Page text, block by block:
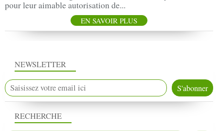
pour leur aimable autorisation de...
EN SAVOIR PLUS
NEWSLETTER
RECHERCHE